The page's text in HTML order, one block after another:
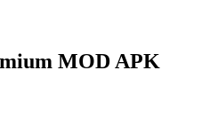
MOD APK